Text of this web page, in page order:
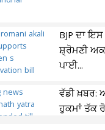
BJP ਦਾ
ਸ਼੍ਰੋਮਣੀ
ਪਾਈ...
ਵੱਡੀ ਖ਼ਬਰ:
ਹੁਕਮਾਂ ਤੱਕ